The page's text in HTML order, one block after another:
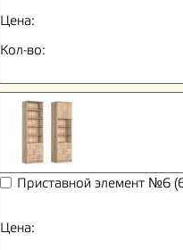
Цена:
Кол-во:
Приставной элемент №6
Цена: